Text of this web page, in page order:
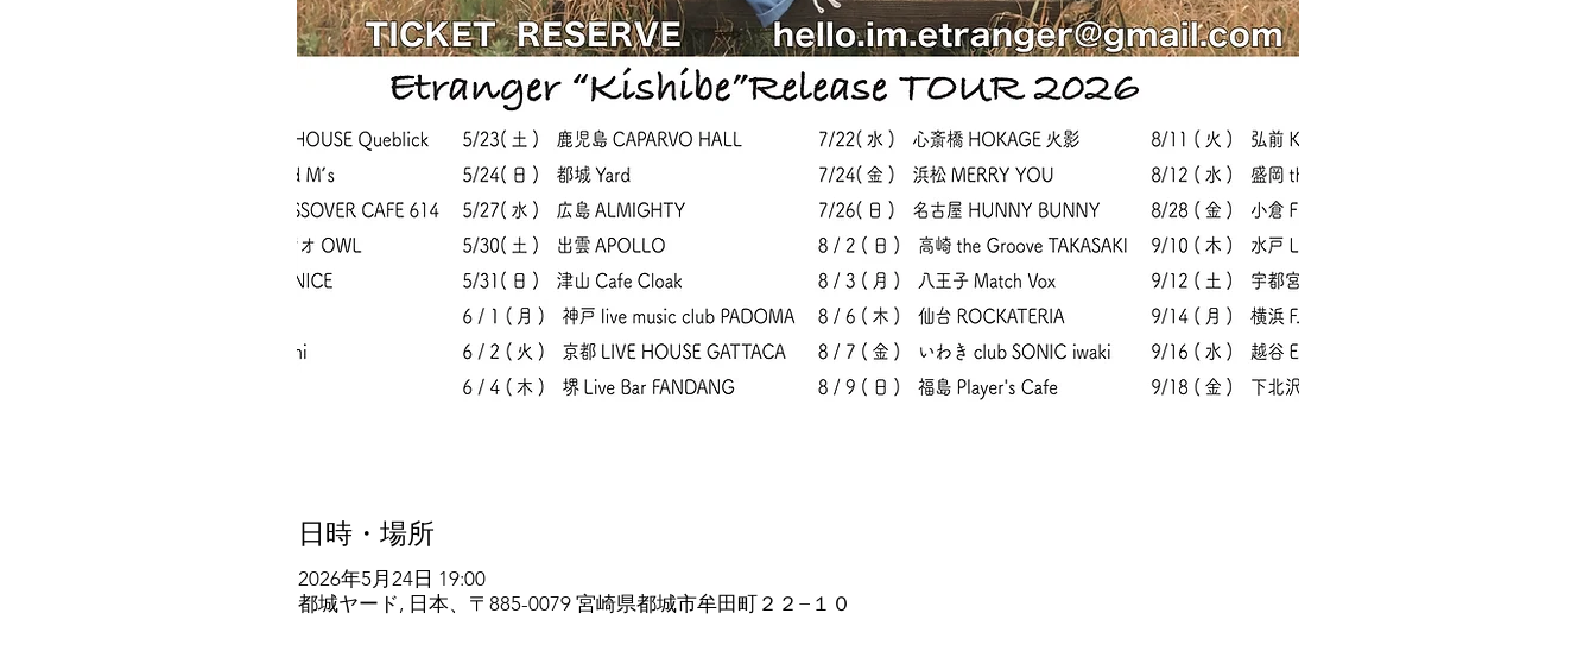
日時・場所
2026年5月24日 19:00
都城ヤード, 日本、〒885-0079 宮崎県都城市牟田町２２−１０